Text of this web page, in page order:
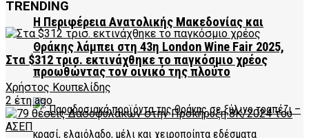
Η Περιφέρεια Ανατολικής Μακεδονίας και
Θράκης λάμπει στη 43η London Wine Fair 2025,
προωθώντας τον οινικό της πλούτο
TRENDING
Στα $312 τρισ. εκτινάχθηκε το παγκόσμιο χρέος
Χρήστος Κουπελίδης
2 έτη ago